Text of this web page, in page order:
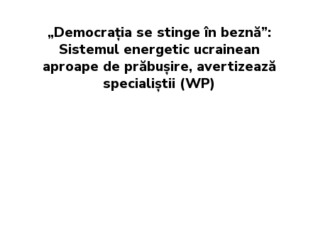
„Democrația se stinge în beznă”:
Sistemul energetic ucrainean
aproape de prăbușire, avertizează
specialiștii (WP)